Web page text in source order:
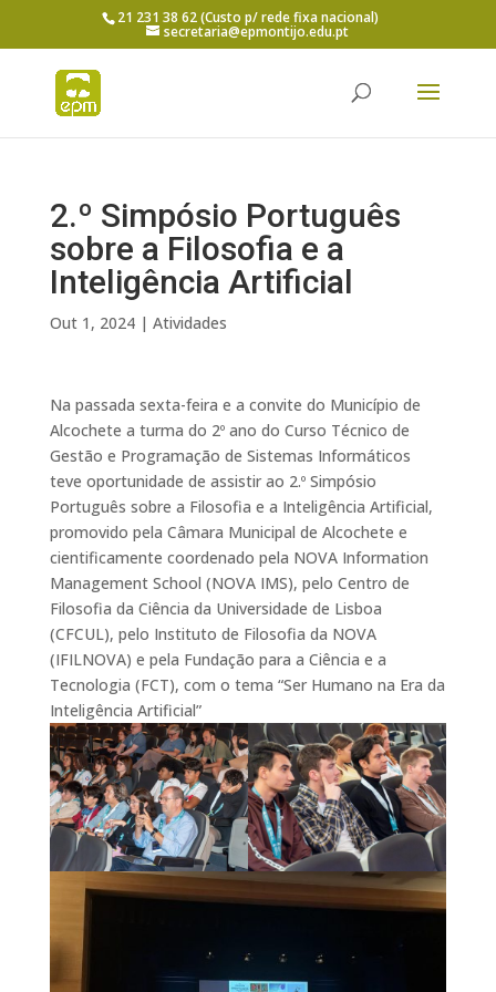
21 231 38 62 (Custo p/ rede fixa nacional)
secretaria@epmontijo.edu.pt
2.º Simpósio Português
sobre a Filosofia e a
Inteligência Artificial
Out 1, 2024| Atividades
Na passada sexta-feira e a convite do Município de
Alcochete a turma do 2º ano do Curso Técnico de
Gestão e Programação de Sistemas Informáticos
teve oportunidade de assistir ao 2.º Simpósio
Português sobre a Filosofia e a Inteligência Artificial,
promovido pela Câmara Municipal de Alcochete e
cientificamente coordenado pela NOVA Information
Management School (NOVA IMS), pelo Centro de
Filosofia da Ciência da Universidade de Lisboa
(CFCUL), pelo Instituto de Filosofia da NOVA
(IFILNOVA) e pela Fundação para a Ciência e a
Tecnologia (FCT), com o tema “Ser Humano na Era da
Inteligência Artificial”